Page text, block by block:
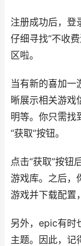
注册成功后，登
仔细寻找“不收
区啦。
当有新的喜加一
晰展示相关游戏
明等。你只需找
“获取”按钮。
点击“获取”按钮
游戏库。之后，
游戏并下载配置
另外，epic有时
主题。因此，记